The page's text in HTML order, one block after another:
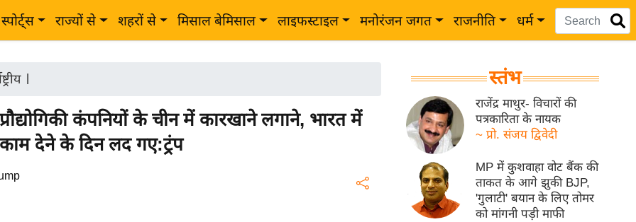
स्पोर्ट्स राज्यों से शहरों से मिसाल बेमिसाल लाइफस्टाइल मनोरंजन जगत राजनीति धर्म
|
कंपनियों के चीन में कारखाने लगाने, भारत में
देने के दिन लद गए:ट्रंप
स्तंभ
राजेंद्र माथुर- विचारों की
पत्रकारिता के नायक
~ प्रो. संजय द्विवेदी
MP में कुशवाहा वोट बैंक की
ताकत के आगे झुकी BJP,
'गुलाटी' बयान के लिए तोमर
को मांगनी पड़ी माफी